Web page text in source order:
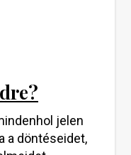
jelen
a döntéseidet,